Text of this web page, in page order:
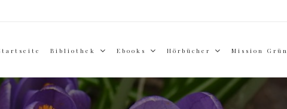
Bibliothek Ebooks Hörbücher Mission Grün